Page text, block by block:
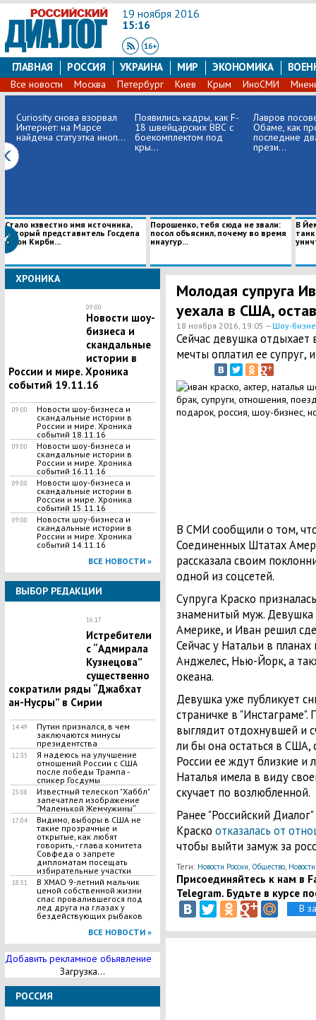
19 ноября 2016
15:16
ГЛАВНАЯ РОССИЯ УКРАИНА МИР ЭКОНОМИКА
Все новости Москва Петербург Киев Крым ИноСМИ
Curiosity снова взорвал
Интернет: на Марсе
найдена статуэтка иноп...
Появились кадры, как F-
18 швейцарских ВВС с
боекомплектом под
кры...
Лавров
Обаме, как
последние
прези...
Стало известно имя источника,
который представитель Госдепа
Джон Кирби...
Порошенко, тебя сюда не звали:
посол объяснил, почему во время
инаугур...
В
ХРОНИКА
09:00
Новости шоу-
бизнеса и
скандальные
истории в
России и мире. Хроника
событий 19.11.16
09:00
Новости шоу-бизнеса и
скандальные истории в
России и мире. Хроника
событий 18.11.16
09:00
Новости шоу-бизнеса и
скандальные истории в
России и мире. Хроника
событий 16.11.16
09:00
Новости шоу-бизнеса и
скандальные истории в
России и мире. Хроника
событий 15.11.16
09:00
Новости шоу-бизнеса и
скандальные истории в
России и мире. Хроника
событий 14.11.16
ВСЕ НОВОСТИ »
ВЫБОР РЕДАКЦИИ
16:17
Истребители
с “Адмирала
Кузнецова”
существенно
сократили ряды “Джабхат
ан-Нусры” в Сирии
14:49
Путин признался, в чем
заключаются минусы
президентства
12:35
Я надеюсь на улучшение
отношений России с США
после победы Трампа -
спикер Госдумы
23:08
Известный телескоп "Хаббл"
запечатлел изображение
ʺМаленькой Жемчужиныʺ
17:04
Видимо, выборы в США не
такие прозрачные и
открытые, как любят
говорить, - глава комитета
Совфеда о запрете
дипломатам посещать
избирательные участки
18:51
В ХМАО 9-летний мальчик
ценой собственной жизни
спас провалившегося под
лед друга на глазах у
бездействующих рыбаков
ВСЕ НОВОСТИ »
Добавить рекламное обьявление
Загрузка...
РОССИЯ
Молодая супруга
уехала в США,
18 ноября 2016, 19:05 —Шоу-
Сейчас девушка отдыхает
мечты оплатил ее супруг,
В СМИ сообщили о том,
Соединенных Штатах
рассказала своим
одной из соцсетей.
Супруга Краско
знаменитый муж.
Америке, и Иван решил
Сейчас у Натальи в
Анджелес, Нью-Йорк, а
океана.
Девушка уже публикует
страничке в
выглядит отдохнувшей и
ли бы она остаться в США,
России ее ждут близкие и
Наталья имела в виду
скучает по возлюбленной.
Ранее "Российский
Краско отказалась от
чтобы выйти замуж за
Теги: Новости России Общество,
Присоединяйтесь к нам в
Telegram. Будьте в курсе
В